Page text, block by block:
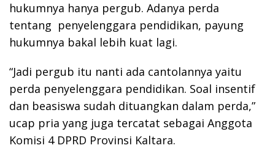
hukumnya hanya pergub. Adanya perda
tentang penyelenggara pendidikan, payung
hukumnya bakal lebih kuat lagi.
“Jadi pergub itu nanti ada cantolannya yaitu
perda penyelenggara pendidikan. Soal insentif
dan beasiswa sudah dituangkan dalam perda,”
ucap pria yang juga tercatat sebagai Anggota
Komisi 4 DPRD Provinsi Kaltara.